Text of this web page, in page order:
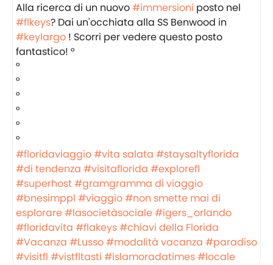
Alla ricerca di un nuovo#immersioni posto nel
#flkeys? Dai un'occhiata alla SS Benwood in
#keylargo ! Scorri per vedere questo posto
fantastico! °
°
°
°
°
°
°
#floridaviaggio#vita salata #staysaltyflorida
#di tendenza #visitaflorida #explorefl
#superhost#gramgramma di viaggio
#bnesimppl #viaggio#non smette mai di
esplorare#lasocietàsociale#igers_orlando
#floridavita #flakeys#chiavi della Florida
#Vacanza #Lusso#modalità vacanza #paradiso
#visitfl #vistfltasti #islamoradatimes#locale